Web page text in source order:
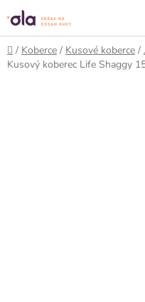
Prejsť
na
obsah
Domov
/ Koberce / Kusové koberce /
Kusový koberec Life Shaggy